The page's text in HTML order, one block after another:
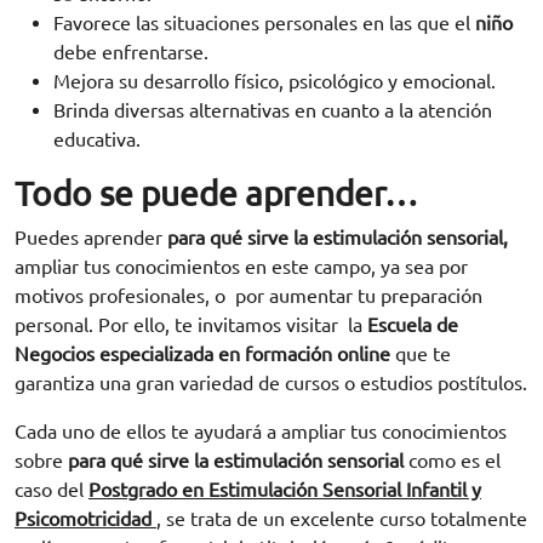
Favorece las situaciones personales en las que el niño
debe enfrentarse.
Mejora su desarrollo físico, psicológico y emocional.
Brinda diversas alternativas en cuanto a la atención
educativa.
Todo se puede aprender…
Puedes aprender para qué sirve la estimulación sensorial,
ampliar tus conocimientos en este campo, ya sea por
motivos profesionales, o por aumentar tu preparación
personal. Por ello, te invitamos visitar la Escuela de
Negocios especializada en formación online que te
garantiza una gran variedad de cursos o estudios postítulos.
Cada uno de ellos te ayudará a ampliar tus conocimientos
sobre para qué sirve la estimulación sensorialcomo es el
caso del Postgrado en Estimulación Sensorial Infantil y
Psicomotricidad , se trata de un excelente curso totalmente